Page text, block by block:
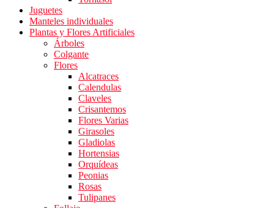
Juguetes
Manteles individuales
Plantas y Flores Artificiales
Árboles
Colgante
Flores
Alcatraces
Calendulas
Claveles
Crisantemos
Flores Varias
Girasoles
Gladiolas
Hortensias
Orquídeas
Peonias
Rosas
Tulipanes